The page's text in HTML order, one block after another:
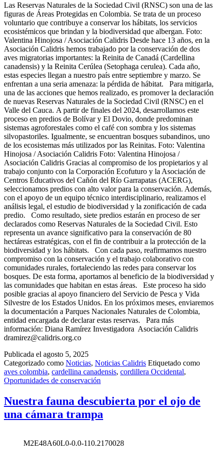
Las Reservas Naturales de la Sociedad Civil (RNSC) son una de las
figuras de Áreas Protegidas en Colombia. Se trata de un proceso
voluntario que contribuye a conservar los hábitats, los servicios
ecosistémicos que brindan y la biodiversidad que albergan. Foto:
Valentina Hinojosa / Asociación Calidris Desde hace 13 años, en la
Asociación Calidris hemos trabajado por la conservación de dos
aves migratorias importantes: la Reinita de Canadá (Cardellina
canadensis) y la Reinita Cerúlea (Setophaga cerulea). Cada año,
estas especies llegan a nuestro país entre septiembre y marzo. Se
enfrentan a una seria amenaza: la pérdida de hábitat. Para mitigarla,
una de las acciones que hemos realizado, es promover la declaración
de nuevas Reservas Naturales de la Sociedad Civil (RNSC) en el
Valle del Cauca. A partir de finales del 2024, desarrollamos este
proceso en predios de Bolívar y El Dovio, donde predominan
sistemas agroforestales como el café con sombra y los sistemas
silvopastoriles. Igualmente, se encuentran bosques subandinos, uno
de los ecosistemas más utilizados por las Reinitas. Foto: Valentina
Hinojosa / Asociación Calidris Foto: Valentina Hinojosa /
Asociación Calidris Gracias al compromiso de los propietarios y al
trabajo conjunto con la Corporación Ecofuturo y la Asociación de
Centros Educativos del Cañón del Río Garrapatas (ACERG),
seleccionamos predios con alto valor para la conservación. Además,
con el apoyo de un equipo técnico interdisciplinario, realizamos el
análisis legal, el estudio de biodiversidad y la zonificación de cada
predio. Como resultado, siete predios estarán en proceso de ser
declarados como Reservas Naturales de la Sociedad Civil. Esto
representa un avance significativo para la conservación de 80
hectáreas estratégicas, con el fin de contribuir a la protección de la
biodiversidad y los hábitats. Con cada paso, reafirmamos nuestro
compromiso con la conservación y el trabajo colaborativo con
comunidades rurales, fortaleciendo las redes para conservar los
bosques. De esta forma, aportamos al beneficio de la biodiversidad y
las comunidades que habitan en estas áreas. Este proceso ha sido
posible gracias al apoyo financiero del Servicio de Pesca y Vida
Silvestre de los Estados Unidos. En los próximos meses, enviaremos
la documentación a Parques Nacionales Naturales de Colombia,
entidad encargada de declarar estas reservas. Para más
información: Diana Ramírez Investigadora Asociación Calidris
dramirez@calidris.org.co
Publicada el agosto 5, 2025
Categorizado como Noticias, Noticias Calidris Etiquetado como
aves colombia, cardellina canadensis, cordillera Occidental,
Oportunidades de conservación
Nuestra fauna descubierta por el ojo de
una cámara trampa
M2E48A60L0-0.0-110.2170028